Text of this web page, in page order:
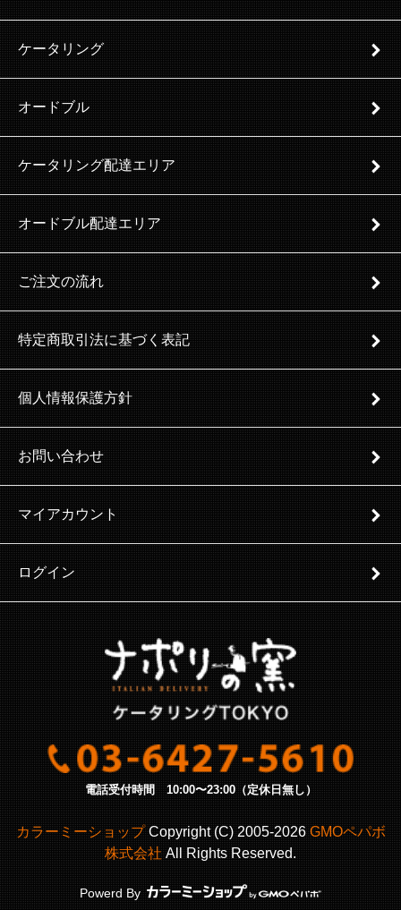
ケータリング
オードブル
ケータリング配達エリア
オードブル配達エリア
ご注文の流れ
特定商取引法に基づく表記
個人情報保護方針
お問い合わせ
マイアカウント
ログイン
電話受付時間 10:00〜23:00（定休日無し）
カラーミーショップCopyright (C) 2005-2026GMOペパボ
株式会社All Rights Reserved.
Powerd By